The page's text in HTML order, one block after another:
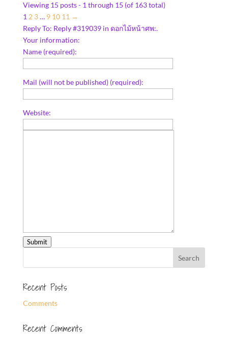
Viewing 15 posts - 1 through 15 (of 163 total)
1 2 3… 9 10 11 →
Reply To: Reply #319039 in ดอกไม้หน้าศพ:.
Your information:
Name (required):
Mail (will not be published) (required):
Website:
Submit
Recent Posts
Comments
Recent Comments